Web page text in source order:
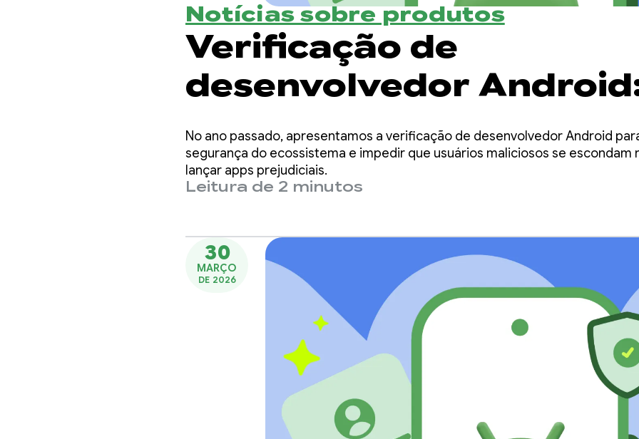
Notícias sobre produtos
Verificação de
desenvolvedor
criando um
mais seguro juntos
No ano passado, apresentamos a verificação de desenvolvedor Android
segurança do ecossistema e impedir que usuários maliciosos se escondam
lançar apps prejudiciais.
Leitura de 2 minutos
30
MARÇO
DE 2026